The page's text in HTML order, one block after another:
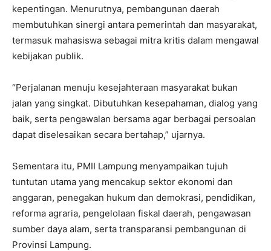
kepentingan. Menurutnya, pembangunan daerah
membutuhkan sinergi antara pemerintah dan masyarakat,
termasuk mahasiswa sebagai mitra kritis dalam mengawal
kebijakan publik.
“Perjalanan menuju kesejahteraan masyarakat bukan
jalan yang singkat. Dibutuhkan kesepahaman, dialog yang
baik, serta pengawalan bersama agar berbagai persoalan
dapat diselesaikan secara bertahap,” ujarnya.
Sementara itu, PMII Lampung menyampaikan tujuh
tuntutan utama yang mencakup sektor ekonomi dan
anggaran, penegakan hukum dan demokrasi, pendidikan,
reforma agraria, pengelolaan fiskal daerah, pengawasan
sumber daya alam, serta transparansi pembangunan di
Provinsi Lampung.